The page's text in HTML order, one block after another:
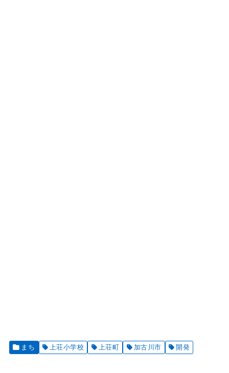
まち 上荘小学校 上荘町 加古川市 開発